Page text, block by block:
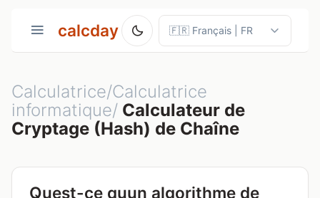
calcday
Calculatrice/Calculatrice
informatique/ Calculateur de
Cryptage (Hash) de Chaîne
Quest-ce quun algorithme de